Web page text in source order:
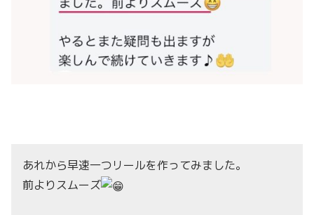
あれから早速一つリールを作ってみました。
前よりスムーズ